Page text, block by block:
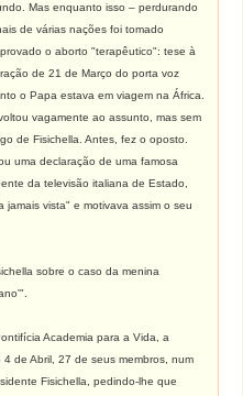
Mas enquanto isso – perdurando
de várias nações foi tomado
o aborto "terapêutico": tese à
de 21 de Março do porta voz
o Papa estava em viagem na África.
vagamente ao assunto, mas sem
de Fisichella. Antes, fez o oposto.
uma declaração de uma famosa
da televisão italiana de Estado,
vista" e motivava assim o seu
sobre o caso da menina
Academia para a Vida, a
de Abril, 27 de seus membros, num
Fisichella, pedindo-lhe que